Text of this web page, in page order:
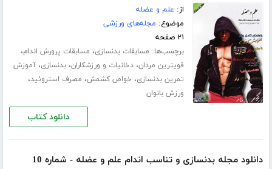
از: علم و عضله
موضوع: مجله‌های ورزشی
۲۱ صفحه
برچسب‌ها: مسابقات بدنسازی، مسابقات پرورش اندام،
قویترین مردان،دخانیات و ورزشکاران،بدنسازی،آموزش
تمرین بدنسازی، خواص کشمش، مصرف استروئید،
ورزش بانوان
دانلود کتاب
دانلود مجله بدنسازی و تناسب اندام علم و عضله - شماره 10